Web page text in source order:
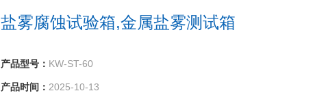
盐雾腐蚀试验箱,金属盐雾测试箱
产品型号： KW-ST-60
产品时间： 2025-10-13